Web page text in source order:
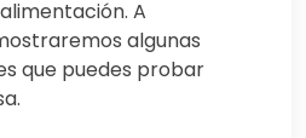
A
algunas
que puedes probar